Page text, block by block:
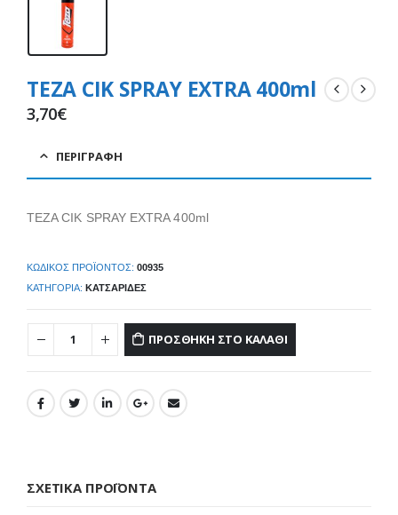
TEZA CIK SPRAY EXTRA 400ml
3,70€
ΠΕΡΙΓΡΑΦΉ
TEZA CIK SPRAY EXTRA 400ml
ΚΩΔΙΚΌΣ ΠΡΟΪΌΝΤΟΣ: 00935
ΚΑΤΗΓΟΡΊΑ: ΚΑΤΣΑΡΊΔΕΣ
ΠΡΟΣΘΉΚΗ ΣΤΟ ΚΑΛΆΘΙ
ΣΧΕΤΙΚΆ ΠΡΟΪΌΝΤΑ